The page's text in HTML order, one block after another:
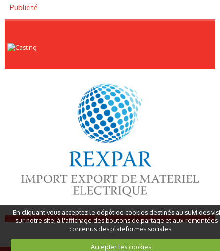
Publicité
En cliquant vous acceptez le dépôt de cookies destinés au suivi des
sur notre site, à l'affichage des boutons de partage et aux remontées
contenus des plateformes sociales.
Accepter les cookies